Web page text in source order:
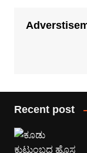
Recent post